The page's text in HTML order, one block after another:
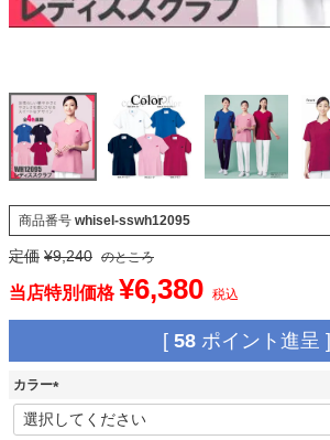
商品番号 whisel-sswh12095
定価 ¥9,240 のところ
当店特別価格 ¥6,380 税込
[ 58 ポイント進呈 ]
カラー
(
必